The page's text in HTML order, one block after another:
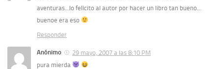
aventuras…lo felicito al autor por hacer un libro tan bueno…
buenoe era eso
Responder
Anónimo
29 mayo, 2007 a las 8:10 PM
pura mierda